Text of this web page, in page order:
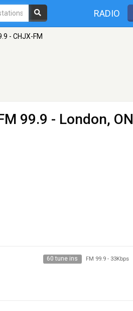
RADIO
- CHJX-FM
99.9 - London, ON
60 tune ins FM 99.9- 33Kbps